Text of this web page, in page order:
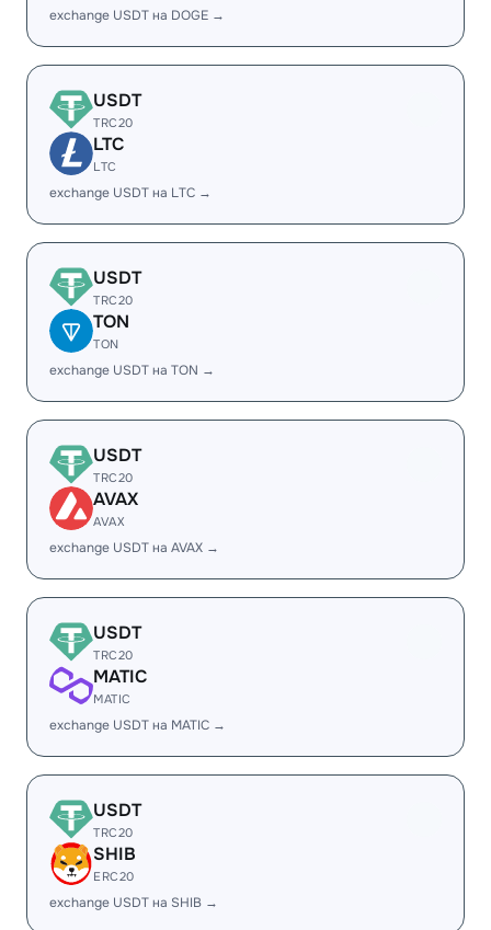
exchange USDT на DOGE →
USDT
TRC20
LTC
LTC
exchange USDT на LTC →
USDT
TRC20
TON
TON
exchange USDT на TON →
USDT
TRC20
AVAX
AVAX
exchange USDT на AVAX →
USDT
TRC20
MATIC
MATIC
exchange USDT на MATIC →
USDT
TRC20
SHIB
ERC20
exchange USDT на SHIB →